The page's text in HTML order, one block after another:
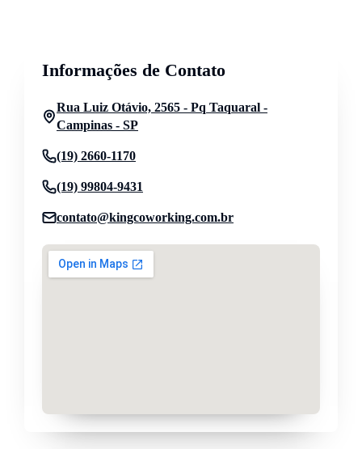
Informações de Contato
Rua Luiz Otávio, 2565 - Pq Taquaral -
Campinas - SP
(19) 2660-1170
(19) 99804-9431
contato@kingcoworking.com.br